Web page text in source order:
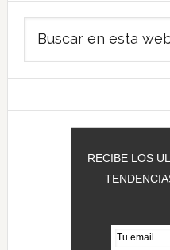
Barra
lateral
principal
RECIBE LOS